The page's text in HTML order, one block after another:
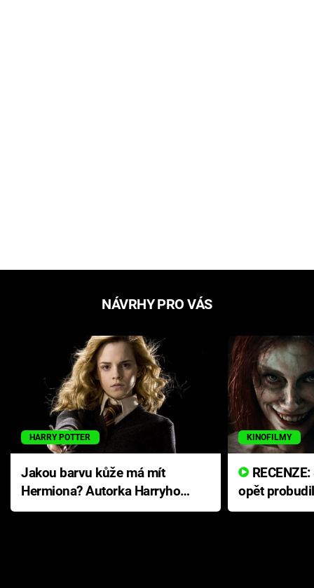
NÁVRHY PRO VÁS
HARRY POTTER
Jakou barvu kůže má mít
Hermiona? Autorka Harryho
Pottera přišla s ráznou
KINOFILMY
opět
přichází s